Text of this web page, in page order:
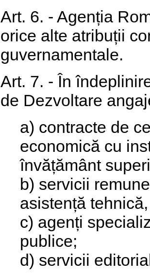
Art. 6. - Agenția
orice alte atribuții
guvernamentale.
Art. 7. - În
de Dezvoltare
a) contracte de
economică cu
învățământ
b) servicii
asistență
c) agenți
publice;
d) servicii